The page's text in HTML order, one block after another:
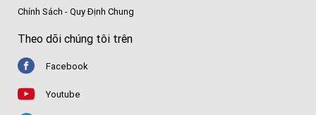
Chính Sách - Quy Định Chung
Theo dõi chúng tôi trên
Facebook
Youtube